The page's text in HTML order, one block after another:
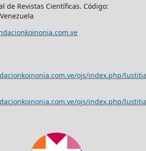
de Revistas Científicas. Código:
ojs/index.php/
ojs/index.php/